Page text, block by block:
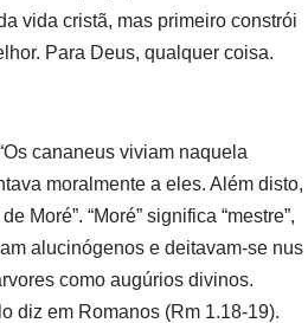
vida cristã, mas primeiro constrói
Para Deus, qualquer coisa.
cananeus viviam naquela
moralmente a eles. Além disto,
Moré”. “Moré” significa “mestre”,
alucinógenos e deitavam-se nus
como augúrios divinos.
diz em Romanos (Rm 1.18-19).